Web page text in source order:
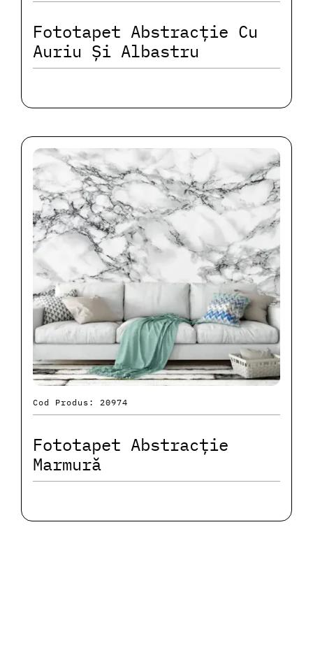
Fototapet Abstracție Cu
Auriu Și Albastru
Cod Produs: 20974
Fototapet Abstracție
Marmură